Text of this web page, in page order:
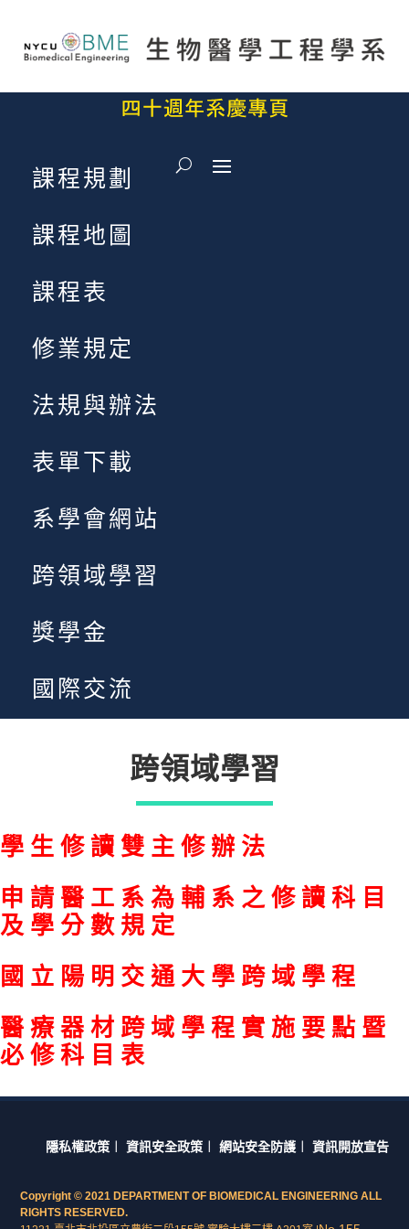
課程規劃
課程地圖
課程表
修業規定
法規與辦法
表單下載
系學會網站
跨領域學習
獎學金
國際交流
跨領域學習
學生修讀雙主修辦法
申請醫工系為輔系之修讀科目
及學分數規定
國立陽明交通大學跨域學程
醫療器材跨域學程實施要點暨
必修科目表
隱私權政策︱ 資訊安全政策︱ 網站安全防護︱ 資訊開放宣告
Copyright © 2021 DEPARTMENT OF BIOMEDICAL ENGINEERING ALL
RIGHTS RESERVED.